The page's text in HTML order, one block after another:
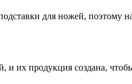
для ножей,
и их продукция создана,